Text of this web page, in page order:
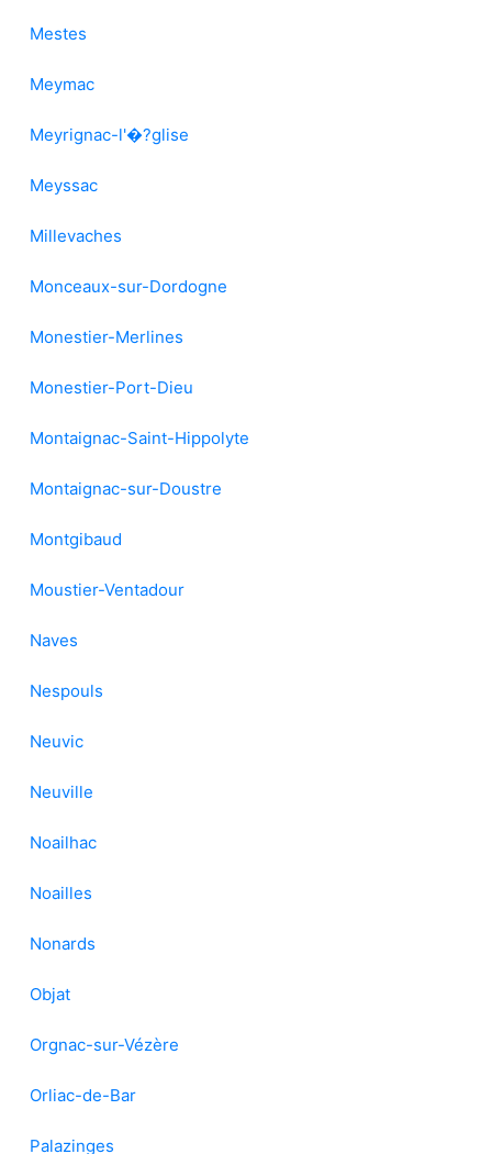
Mestes
Meymac
Meyrignac-l'�?glise
Meyssac
Millevaches
Monceaux-sur-Dordogne
Monestier-Merlines
Monestier-Port-Dieu
Montaignac-Saint-Hippolyte
Montaignac-sur-Doustre
Montgibaud
Moustier-Ventadour
Naves
Nespouls
Neuvic
Neuville
Noailhac
Noailles
Nonards
Objat
Orgnac-sur-Vézère
Orliac-de-Bar
Palazinges